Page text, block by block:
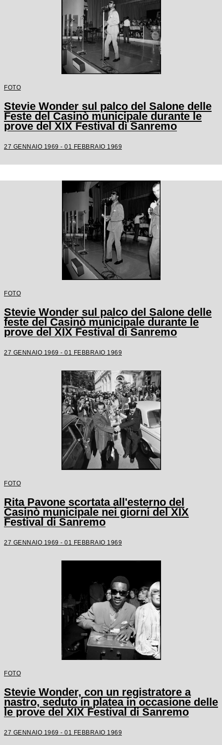
FOTO
Stevie Wonder sul palco del Salone delle
Feste del Casinò municipale durante le
prove del XIX Festival di Sanremo
27 GENNAIO 1969 - 01 FEBBRAIO 1969
FOTO
Stevie Wonder sul palco del Salone delle
feste del Casinò municipale durante le
prove del XIX Festival di Sanremo
27 GENNAIO 1969 - 01 FEBBRAIO 1969
FOTO
Rita Pavone scortata all'esterno del
Casinò municipale nei giorni del XIX
Festival di Sanremo
27 GENNAIO 1969 - 01 FEBBRAIO 1969
FOTO
Stevie Wonder, con un registratore a
nastro, seduto in platea in occasione delle
le prove del XIX Festival di Sanremo
27 GENNAIO 1969 - 01 FEBBRAIO 1969